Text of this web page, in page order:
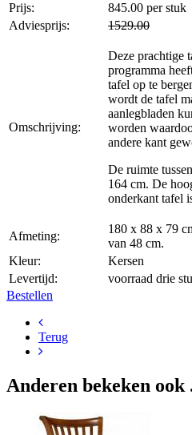
Prijs:
845.00 per stuk
Adviesprijs:
1529.00
Omschrijving:
Deze prachtige
programma
tafel op te
wordt de tafel
aanlegbladen
worden
andere kant
De ruimte
164 cm. De
onderkant tafel
Afmeting:
180 x 88 x 79
van 48 cm.
Kleur:
Kersen
Levertijd:
voorraad drie
Bestellen
Terug
Anderen bekeken ook